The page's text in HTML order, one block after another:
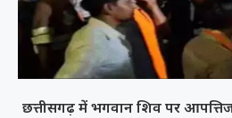
छत्तीसगढ़ में भगवान शिव पर